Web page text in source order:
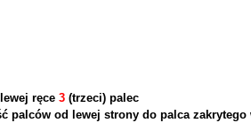
ręce 3 (trzeci) palec
palców od lewej strony do palca zakrytego